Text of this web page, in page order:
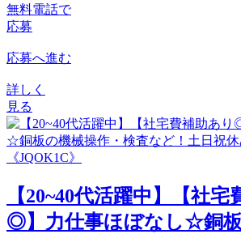
無料電話で
応募
応募へ進む
詳しく
見る
【20~40代活躍中】【社宅
◎】力仕事ほぼなし☆銅